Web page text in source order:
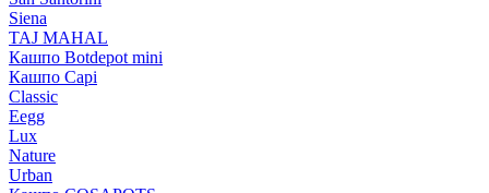
Siena
TAJ MAHAL
Кашпо Botdepot mini
Кашпо Capi
Classic
Eegg
Lux
Nature
Urban